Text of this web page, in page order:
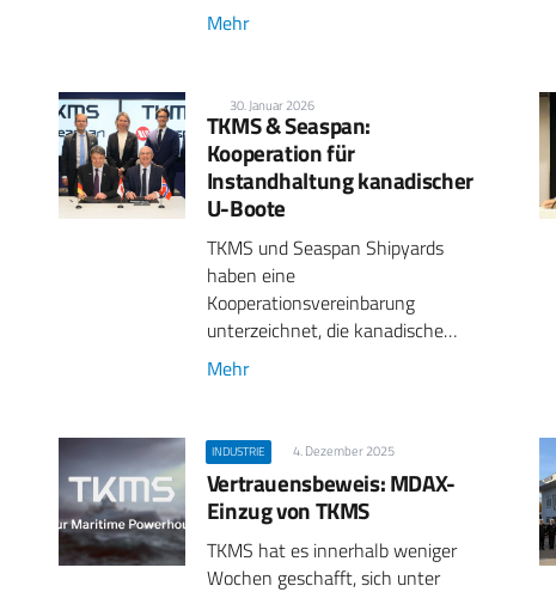
Mehr
30. Januar 2026
TKMS & Seaspan:
Kooperation für
Instandhaltung kanadischer
U-Boote
TKMS und Seaspan Shipyards
haben eine
Kooperationsvereinbarung
unterzeichnet, die kanadische…
Mehr
INDUSTRIE 4. Dezember 2025
Vertrauensbeweis: MDAX-
Einzug von TKMS
TKMS hat es innerhalb weniger
Wochen geschafft, sich unter